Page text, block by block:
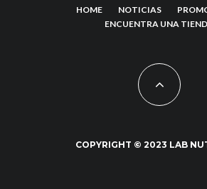
HOME NOTICIAS
ENCUENTRA UNA
COPYRIGHT © 2023 LAB